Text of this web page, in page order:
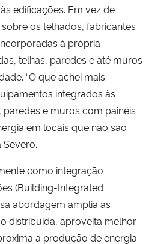
edificações. Em vez de
os telhados, fabricantes
à própria
telhas, paredes e até muros
“O que achei mais
integrados às
e muros com painéis
em locais que não são
como integração
(Building-Integrated
abordagem amplia as
distribuída, aproveita melhor
a produção de energia